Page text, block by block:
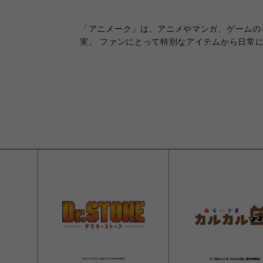
「アニメーク」は、アニメやマンガ、ゲーム
実。 ファンにとって特別なアイテムから日常